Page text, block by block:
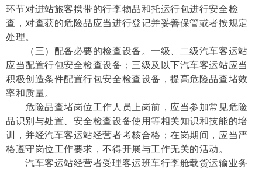
环节对进站旅客携带的行李物品和托运行包进行安全检
查，对查获的危险品应当进行登记并妥善保管或者按规定
处理。
（三）配备必要的检查设备。一级、二级汽车客运站
应当配置行包安全检查设备；三级及以下汽车客运站应当
积极创造条件配置行包安全检查设备，提高危险品查堵效
率和质量。
危险品查堵岗位工作人员上岗前，应当参加常见危险
品识别与处置、安全检查设备使用等相关知识和技能的培
训，并经汽车客运站经营者考核合格；在岗期间，应当严
格遵守岗位工作要求，不得开展与工作无关的活动。
汽车客运站经营者受理客运班车行李舱载货运输业务